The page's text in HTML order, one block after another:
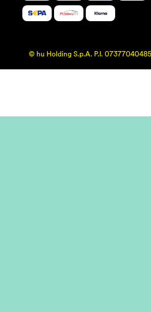
© hu Holding S.p.A. P.I. 07377040485